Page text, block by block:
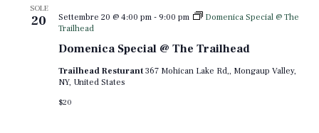
SOLE
20
Domenica Special @ The Trailhead
Settembre 20 @ 4:00 pm- 9:00 pm
Domenica Special @ The
Trailhead
Trailhead Resturant367 Mohican Lake Rd,, Mongaup Valley,
NY, United States
$20